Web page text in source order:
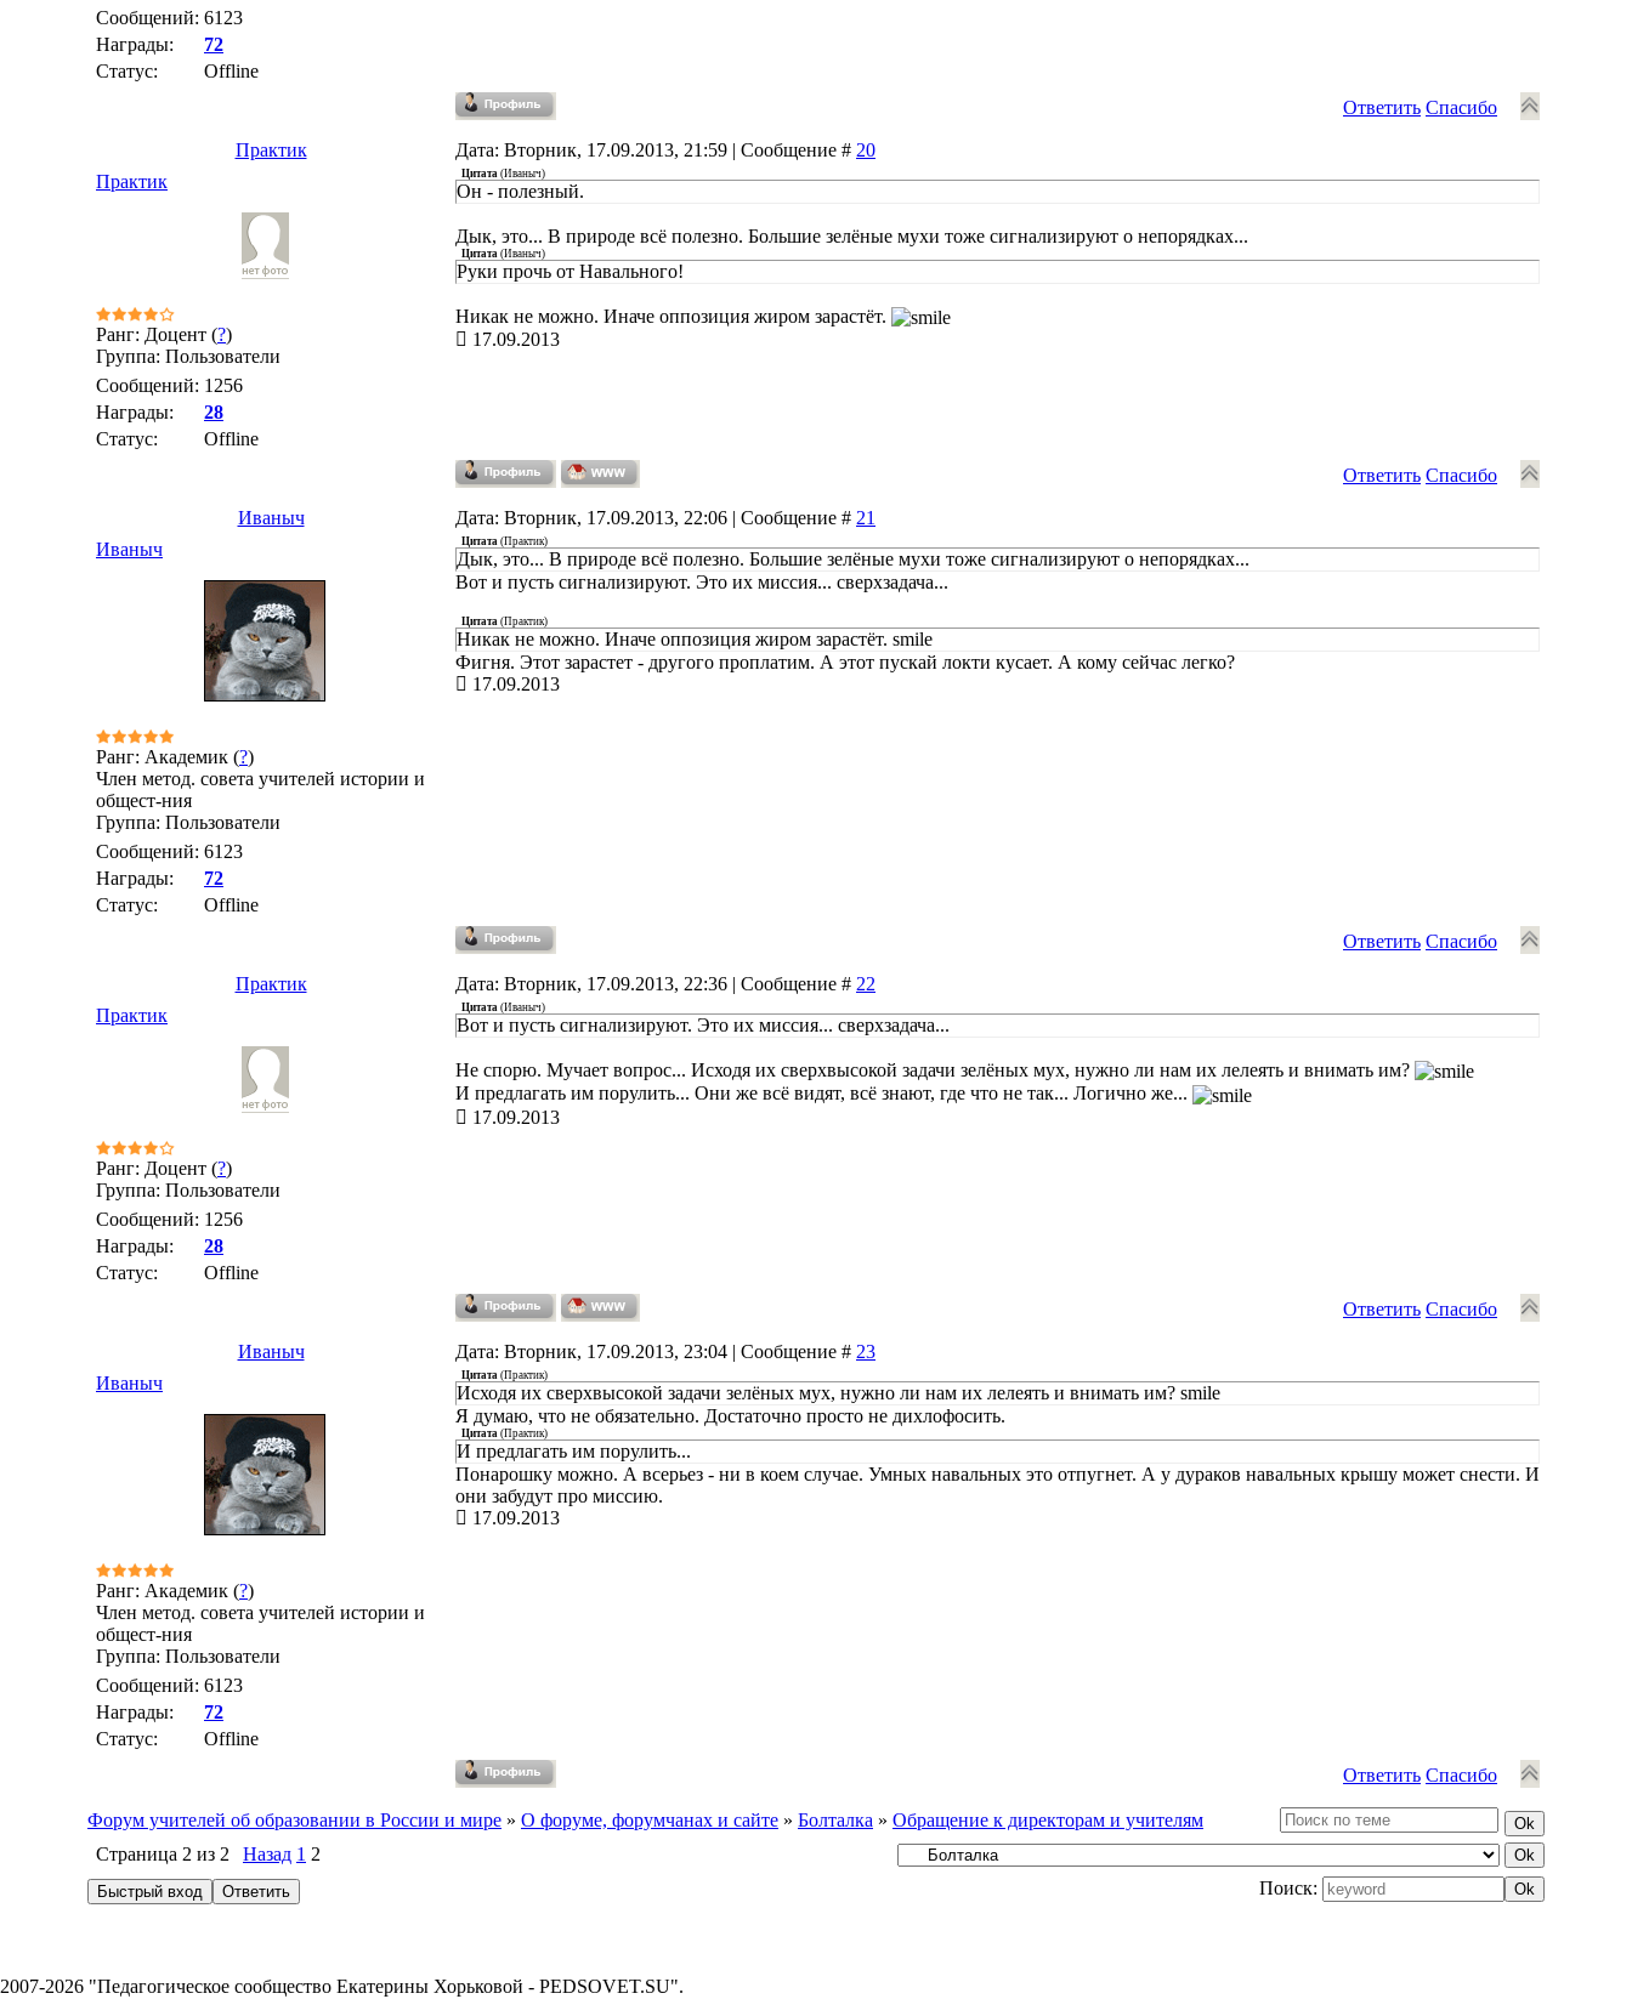
Сообщений: 6123
Награды:
72
Статус:
Offline
Ответить Спасибо
Практик Дата: Вторник, 17.09.2013, 21:59 | Сообщение # 20
Практик
Ранг: Доцент (?)
Группа: Пользователи
Сообщений: 1256
Награды:
28
Статус:
Offline
Цитата (Иваныч)
Он - полезный.
Дык, это... В природе всё полезно. Большие зелёные мухи тоже сигнализируют о непорядках...
Цитата (Иваныч)
Руки прочь от Навального!
Никак не можно. Иначе оппозиция жиром зарастёт.
17.09.2013
Ответить Спасибо
Иваныч Дата: Вторник, 17.09.2013, 22:06 | Сообщение # 21
Иваныч
Ранг: Академик (?)
Член метод. совета учителей истории и
общест-ния
Группа: Пользователи
Сообщений: 6123
Награды:
72
Статус:
Offline
Цитата (Практик)
Дык, это... В природе всё полезно. Большие зелёные мухи тоже сигнализируют о непорядках...
Вот и пусть сигнализируют. Это их миссия... сверхзадача...
Цитата (Практик)
Никак не можно. Иначе оппозиция жиром зарастёт. smile
Фигня. Этот зарастет - другого проплатим. А этот пускай локти кусает. А кому сейчас легко?
17.09.2013
Ответить Спасибо
Практик Дата: Вторник, 17.09.2013, 22:36 | Сообщение # 22
Практик
Ранг: Доцент (?)
Группа: Пользователи
Сообщений: 1256
Награды:
28
Статус:
Offline
Цитата (Иваныч)
Вот и пусть сигнализируют. Это их миссия... сверхзадача...
Не спорю. Мучает вопрос... Исходя их сверхвысокой задачи зелёных мух, нужно ли нам их лелеять и внимать им?
И предлагать им порулить... Они же всё видят, всё знают, где что не так... Логично же...
17.09.2013
Ответить Спасибо
Иваныч Дата: Вторник, 17.09.2013, 23:04 | Сообщение # 23
Иваныч
Ранг: Академик (?)
Член метод. совета учителей истории и
общест-ния
Группа: Пользователи
Сообщений: 6123
Награды:
72
Статус:
Offline
Цитата (Практик)
Исходя их сверхвысокой задачи зелёных мух, нужно ли нам их лелеять и внимать им? smile
Я думаю, что не обязательно. Достаточно просто не дихлофосить.
Цитата (Практик)
И предлагать им порулить...
Понарошку можно. А всерьез - ни в коем случае. Умных навальных это отпугнет. А у дураков навальных крышу может снести. И
они забудут про миссию.
17.09.2013
Ответить Спасибо
Форум учителей об образовании в России и мире » О форуме, форумчанах и сайте » Болталка » Обращение к директорам и учителям
Страница 2 из 2 Назад 1 2
Поиск:
2007-2026 "Педагогическое сообщество Екатерины Хорьковой - PEDSOVET.SU".